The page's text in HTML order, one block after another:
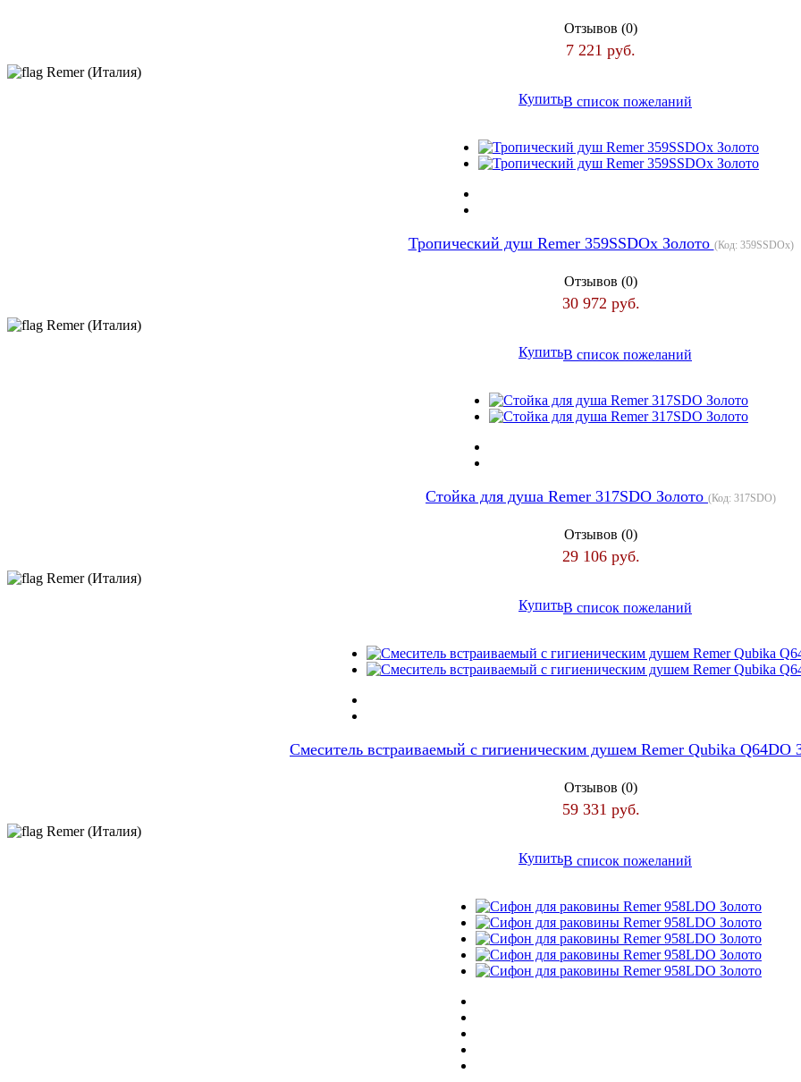
Отзывов (0)
7 221 руб.
Remer (Италия)
КупитьВ список пожеланий
Тропический душ Remer 359SSDOx Золото (Код: 359SSDOx)
Отзывов (0)
30 972 руб.
Remer (Италия)
КупитьВ список пожеланий
Стойка для душа Remer 317SDO Золото (Код: 317SDO)
Отзывов (0)
29 106 руб.
Remer (Италия)
КупитьВ список пожеланий
Смеситель встраиваемый с гигиеническим душем Remer Qubika Q64DO
Отзывов (0)
59 331 руб.
Remer (Италия)
КупитьВ список пожеланий